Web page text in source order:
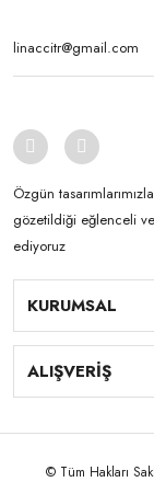
Özgün
gözetildiği eğlenceli
ediyoruz
KURUMSAL
ALIŞVERİŞ
© Tüm Hakları